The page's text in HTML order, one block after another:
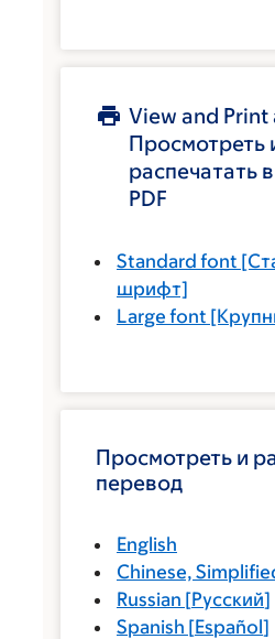
View and Print
Просмотреть
распечатать
PDF
Standard font
шрифт]
Large font
Просмотреть и
перевод
English
Chinese,
Russian [Русский]
Spanish [Español]